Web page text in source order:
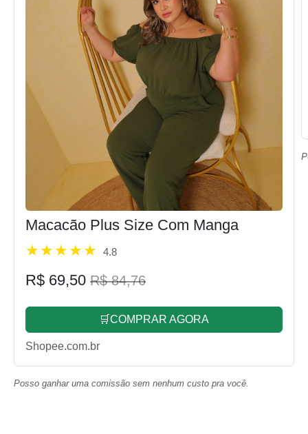
Macacão Plus Size Com Manga
4.8
R$ 69,50 R$ 84,76
🛒COMPRAR AGORA
Shopee.com.br
Posso ganhar uma comissão sem nenhum custo pra você.